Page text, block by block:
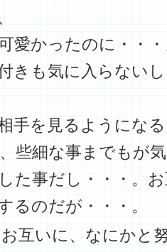
愛かったのに・・
きも気に入らない
手を見るようにな
些細な事までもが
た事だし・・・。
るのだが・・・。
互いに、なにかと